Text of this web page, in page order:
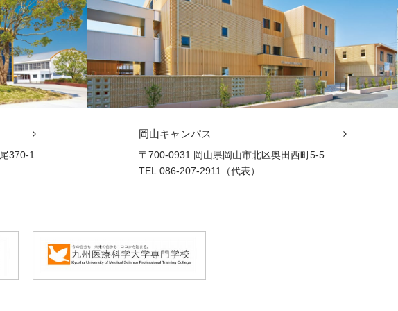
370-1
岡山キャンパス
〒700-0931 岡山県岡山市北区奥田西町5-5
TEL.086-207-2911（代表）